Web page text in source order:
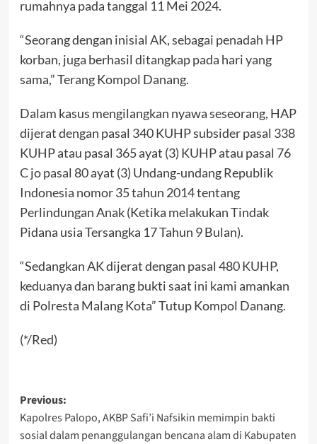
rumahnya pada tanggal 11 Mei 2024.
“Seorang dengan inisial AK, sebagai penadah HP
korban, juga berhasil ditangkap pada hari yang
sama,” Terang Kompol Danang.
Dalam kasus mengilangkan nyawa seseorang, HAP
dijerat dengan pasal 340 KUHP subsider pasal 338
KUHP atau pasal 365 ayat (3) KUHP atau pasal 76
C jo pasal 80 ayat (3) Undang-undang Republik
Indonesia nomor 35 tahun 2014 tentang
Perlindungan Anak (Ketika melakukan Tindak
Pidana usia Tersangka 17 Tahun 9 Bulan).
“Sedangkan AK dijerat dengan pasal 480 KUHP,
keduanya dan barang bukti saat ini kami amankan
di Polresta Malang Kota” Tutup Kompol Danang.
(*/Red)
Post
navigation
Previous:
Kapolres Palopo, AKBP Safi’i Nafsikin memimpin bakti
sosial dalam penanggulangan bencana alam di Kabupaten